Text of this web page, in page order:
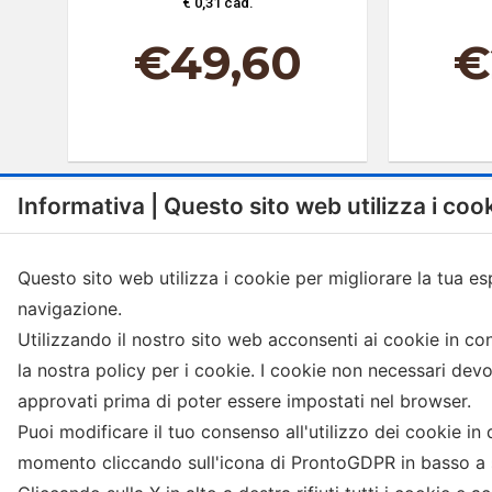
€49,60 €
Visita il sito istituzionale
Termini e condizioni
Capsule compatibili
Caffè in cialde ESE
Bevande in bustina
Informativa | Questo sito web utilizza i
Questo sito web utilizza i cookie per migliorare la tua
navigazione.
Utilizzando il nostro sito web acconsenti ai cookie in
la nostra policy per i cookie. I cookie non necessari
approvati prima di poter essere impostati nel browser.
Puoi modificare il tuo consenso all'utilizzo dei cookie in
momento cliccando sull'icona di ProntoGDPR in basso a